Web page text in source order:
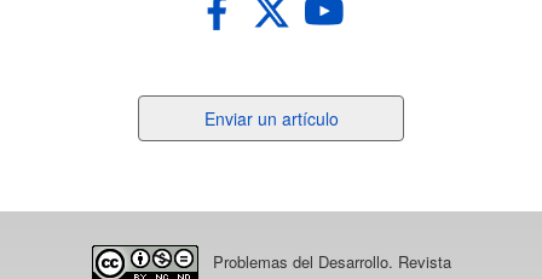
un
Enviar un artículo
Problemas del Desarrollo. Revista